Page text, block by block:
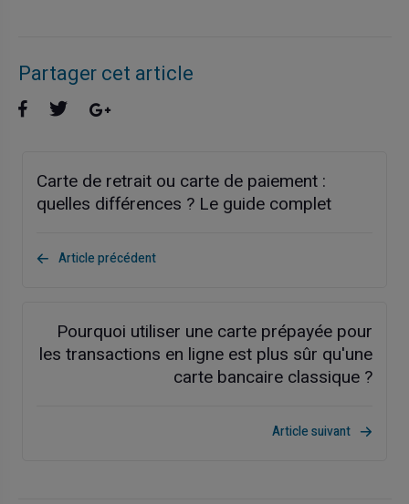
Partager cet article
Carte de retrait ou carte de paiement :
quelles différences ? Le guide complet
Article précédent
Pourquoi utiliser une carte prépayée pour
les transactions en ligne est plus sûr qu'une
carte bancaire classique ?
Article suivant